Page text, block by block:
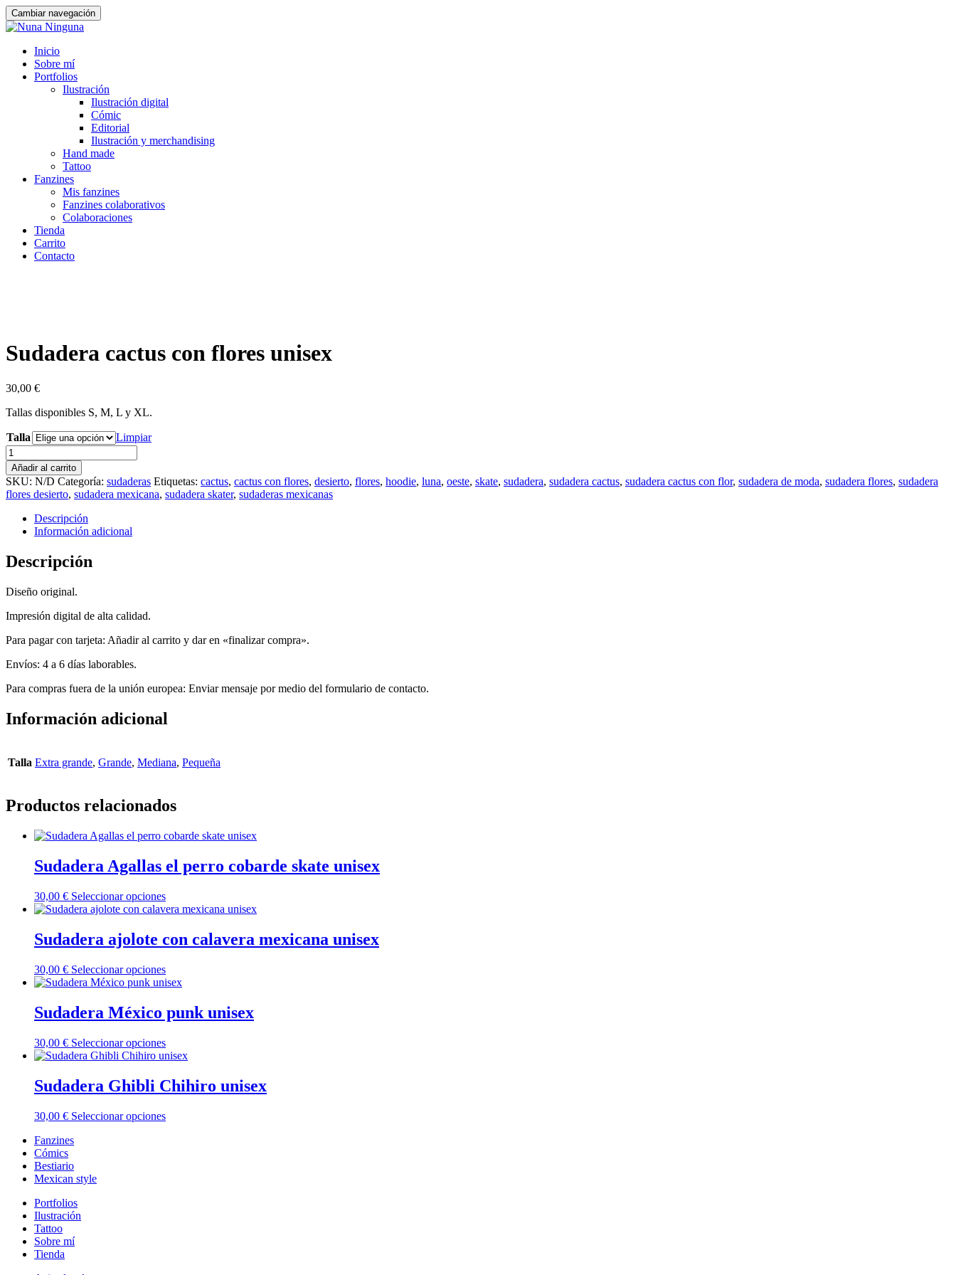
Cambiar navegación
Saltar
contenido
Inicio
Sobre mí
Portfolios
Ilustración
Ilustración digital
Cómic
Editorial
Ilustración y merchandising
Hand made
Tattoo
Fanzines
Mis fanzines
Fanzines colaborativos
Colaboraciones
Tienda
Carrito
Contacto
Sudadera cactus con flores unisex
30,00 €
Tallas disponibles S, M, L y XL.
Talla
Limpiar
Sudadera
cactus
con
flores
unisex
cantidad
Añadir al carrito
SKU: N/D Categoría: sudaderas Etiquetas: cactus, cactus con flores, desierto, flores, hoodie, luna, oeste, skate, sudadera, sudadera cactus, sudadera cactus con flor, sudadera de moda, sudadera flores, sudadera
flores desierto, sudadera mexicana, sudadera skater, sudaderas mexicanas
Descripción
Información adicional
Descripción
Diseño original.
Impresión digital de alta calidad.
Para pagar con tarjeta: Añadir al carrito y dar en «finalizar compra».
Envíos: 4 a 6 días laborables.
Para compras fuera de la unión europea: Enviar mensaje por medio del formulario de contacto.
Información adicional
Talla Extra grande, Grande, Mediana, Pequeña
Productos relacionados
Sudadera Agallas el perro cobarde skate unisex
30,00 € Seleccionar opcionesEste
producto
variantes.
opciones
se
elegir
en
página
de
Sudadera ajolote con calavera mexicana unisex
30,00 € Seleccionar opcionesEste
producto
múltiples
variantes.
opciones
se
elegir
en
página
Sudadera México punk unisex
30,00 € Seleccionar opcionesEste
producto
múltiples
variantes.
opciones
Sudadera Ghibli Chihiro unisex
30,00 € Seleccionar opcionesEste
Fanzines
Cómics
Bestiario
Mexican style
Portfolios
Ilustración
Tattoo
Sobre mí
Tienda